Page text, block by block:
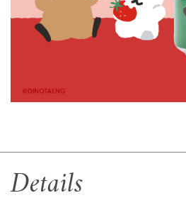
Details